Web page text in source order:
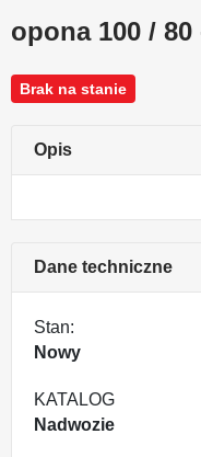
opona 100 / 80
Brak na stanie
Opis
Dane techniczne
Stan:
Nowy
KATALOG
Nadwozie